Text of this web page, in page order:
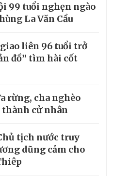
99 tuổi nghẹn ngào
La Văn Cầu
giao liên 96 tuổi trở
đồ” tìm hài cốt
rừng, cha nghèo
thành cử nhân
tịch nước truy
dũng cảm cho